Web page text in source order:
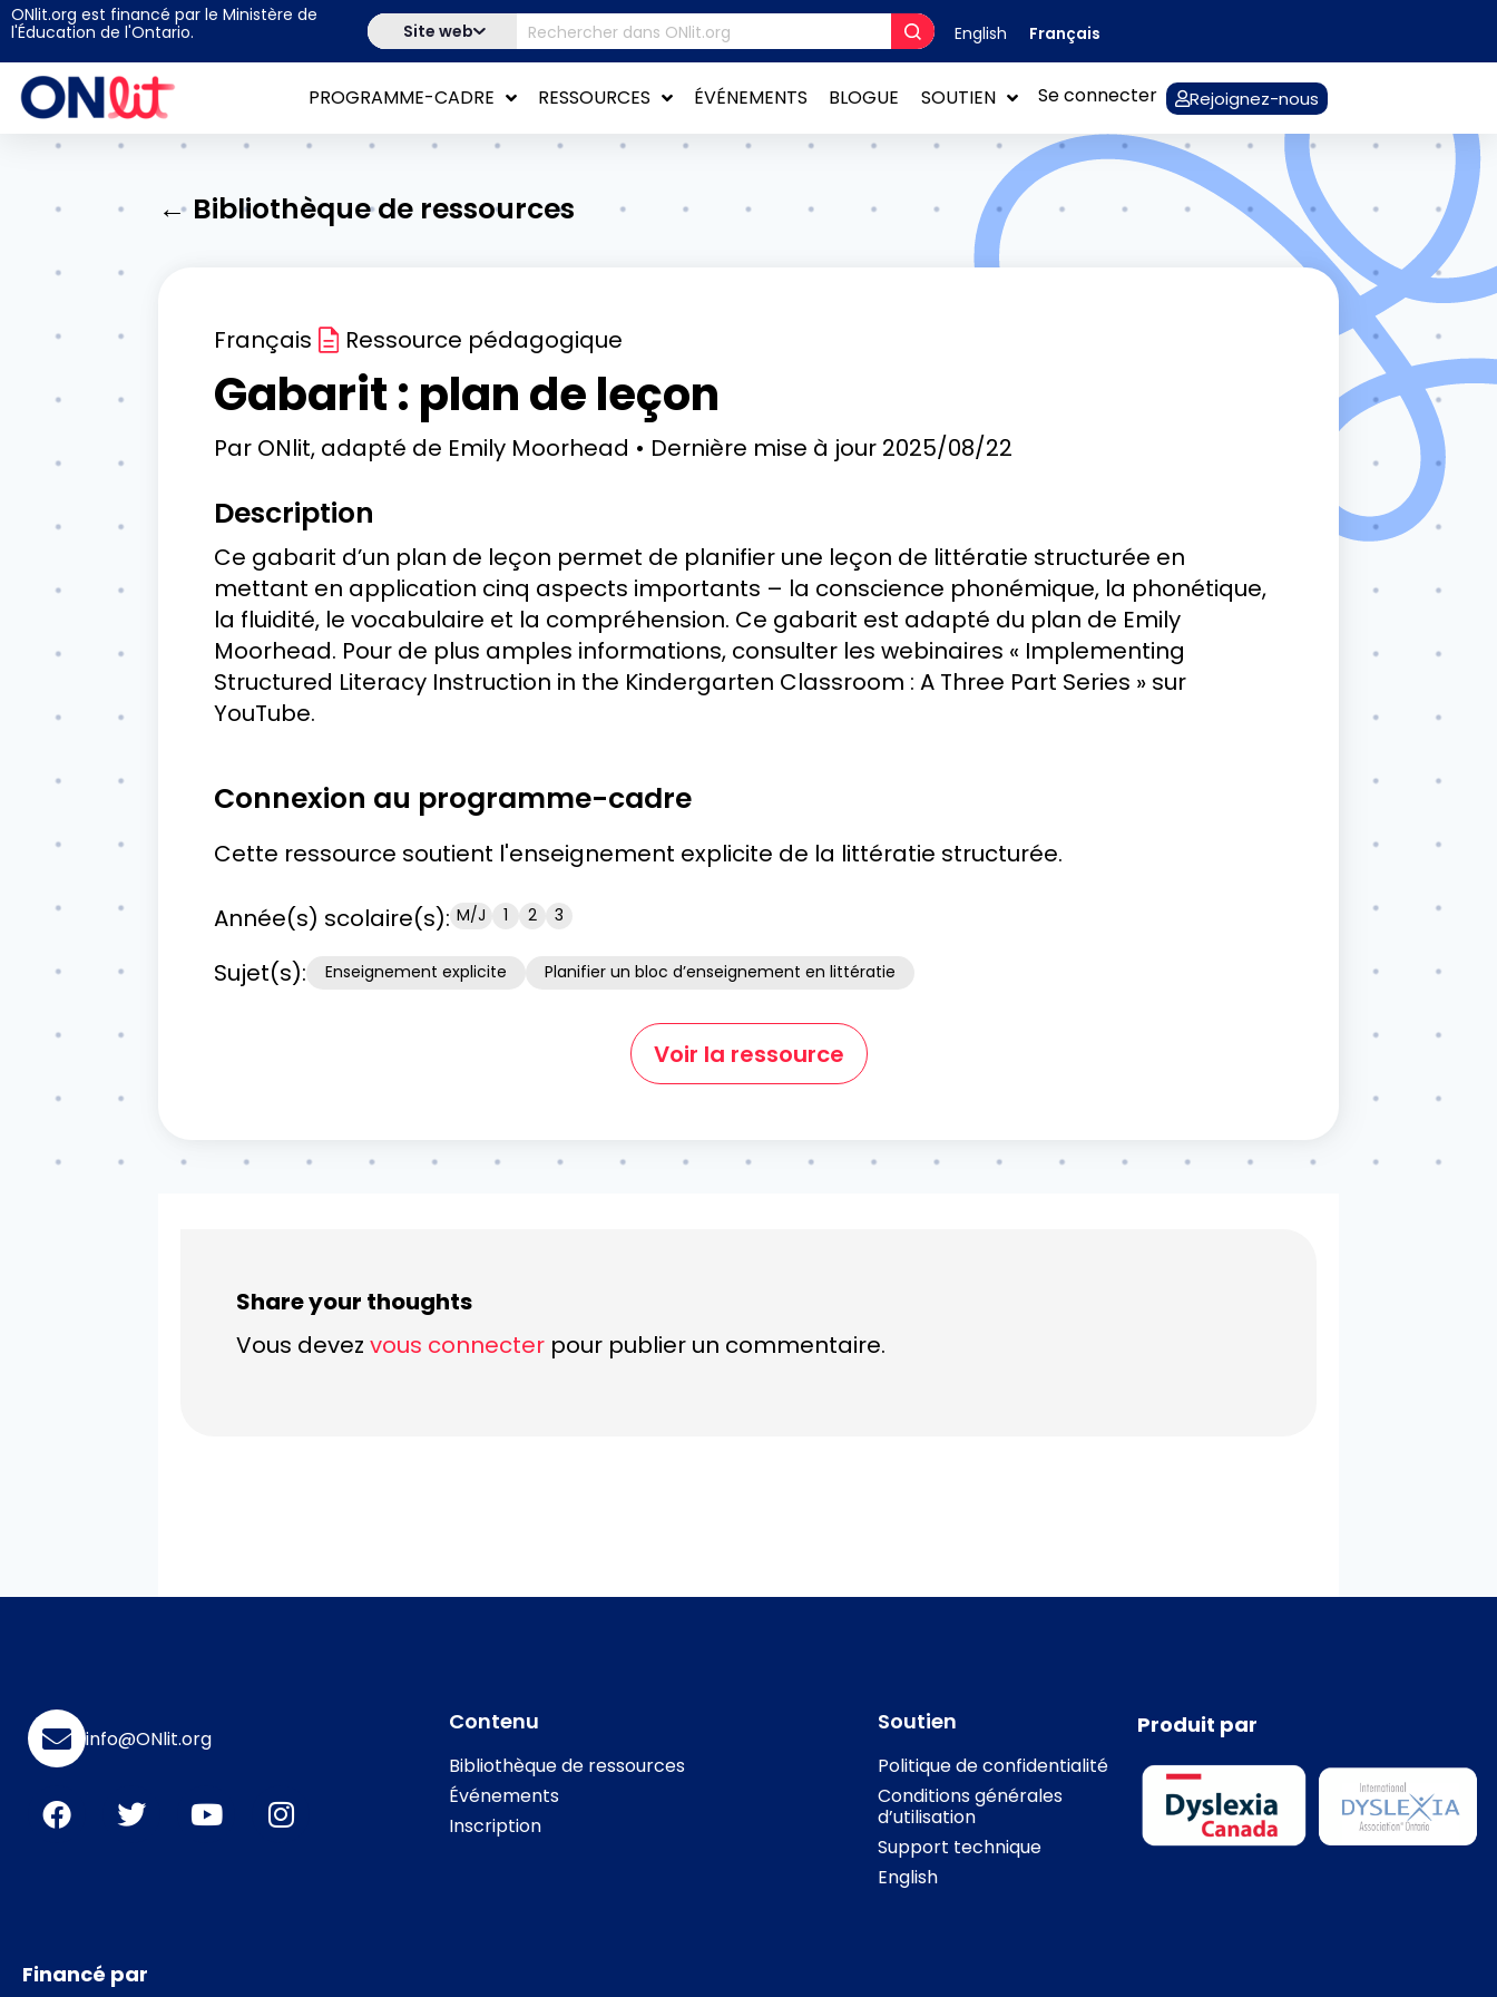
ONlit.org est financé par le Ministère de
l'Éducation de l'Ontario.
Site web English Français
PROGRAMME-CADRE RESSOURCES ÉVÉNEMENTS BLOGUE SOUTIEN Se connecter Rejoignez-nous
← Bibliothèque de ressources
Français Ressource pédagogique
Gabarit : plan de leçon
Par ONlit, adapté de Emily Moorhead Dernière mise à jour2025/08/22
Description
Ce gabarit d’un plan de leçon permet de planifier une leçon de littératie structurée en
mettant en application cinq aspects importants – la conscience phonémique, la phonétique,
la fluidité, le vocabulaire et la compréhension. Ce gabarit est adapté du plan de Emily
Moorhead. Pour de plus amples informations, consulter les webinaires « Implementing
Structured Literacy Instruction in the Kindergarten Classroom : A Three Part Series » sur
YouTube.
Connexion au programme-cadre
Cette ressource soutient l'enseignement explicite de la littératie structurée.
Année(s) scolaire(s): M/J 1 2 3
Sujet(s): Enseignement explicite Planifier un bloc d’enseignement en littératie
Voir la ressource
Share your thoughts
Vous devez vous connecter pour publier un commentaire.
info@ONlit.org
Contenu
Bibliothèque de ressources
Événements
Inscription
Soutien
Politique de confidentialité
Conditions générales
d’utilisation
Support technique
English
Produit par
Financé par